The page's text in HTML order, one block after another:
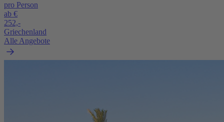
pro Person
ab €
252,-
Griechenland
Alle Angebote